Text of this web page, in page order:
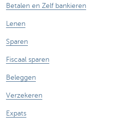
Betalen en Zelf bankieren
Lenen
Sparen
Fiscaal sparen
Beleggen
Verzekeren
Expats